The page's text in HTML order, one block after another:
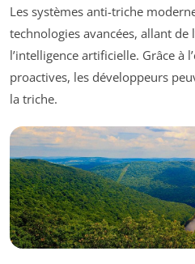
Les systèmes anti-triche
technologies avancées, allant de
l’intelligence artificielle. Grâce à
proactives, les développeurs
la triche.